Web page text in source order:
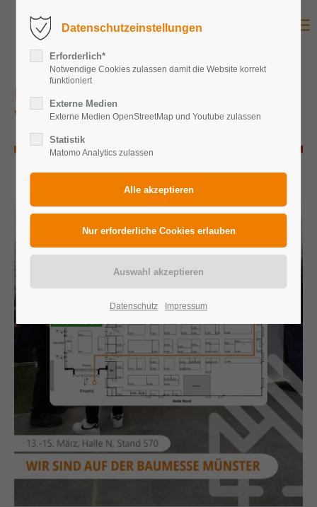
Baumesse Münster 2026 – Wir sind
wieder dabei!
Datenschutzeinstellungen
Erforderlich*
Notwendige Cookies zulassen damit die Website korrekt
funktioniert
Externe Medien
Externe Medien OpenStreetMap und Youtube zulassen
Statistik
Matomo Analytics zulassen
Datenschutz Impressum